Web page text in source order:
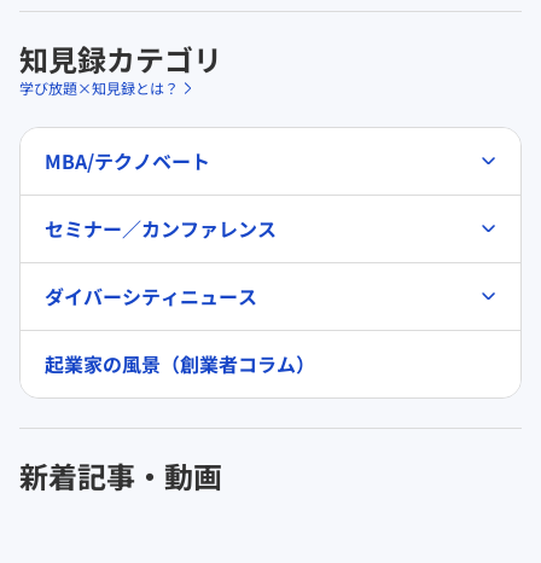
知見録カテゴリ
学び放題×知見録とは？
MBA/テクノベート
セミナー／カンファレンス
ダイバーシティニュース
起業家の風景（創業者コラム）
新着記事・動画